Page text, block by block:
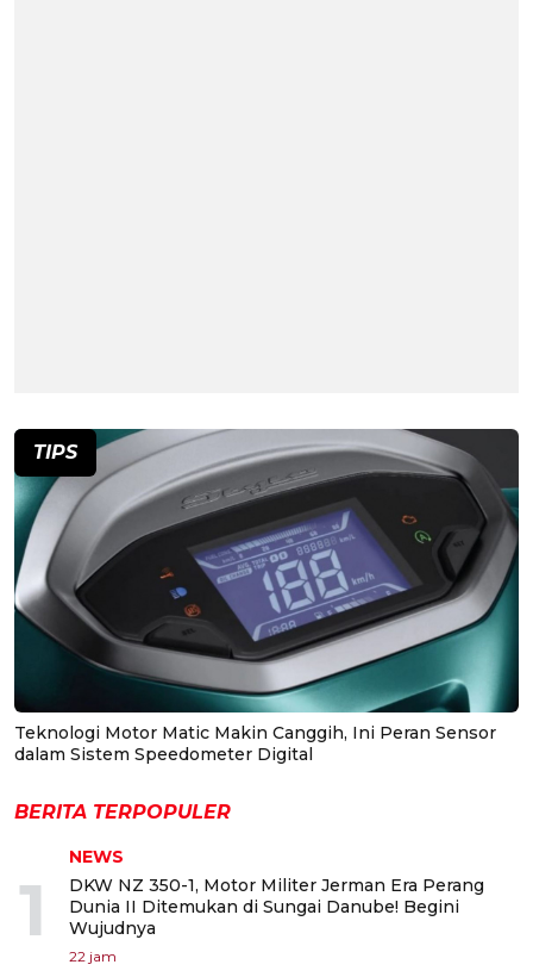
TIPS
Teknologi Motor Matic Makin Canggih, Ini Peran Sensor
dalam Sistem Speedometer Digital
BERITA TERPOPULER
1
NEWS
DKW NZ 350-1, Motor Militer Jerman Era Perang
Dunia II Ditemukan di Sungai Danube! Begini
Wujudnya
22 jam